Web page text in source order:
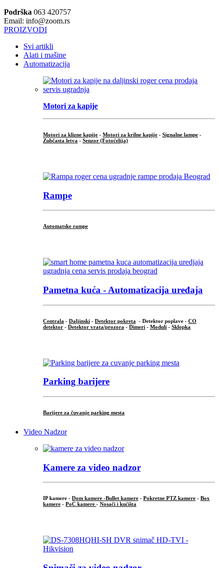
Podrška 063 420757
Email: info@zoom.rs
PROIZVODI
Svi artikli
Alati i mašine
Automatizacija
Motori za kapije
Motori za klizne kapije - Motori za krilne kapije - Signalne lampe -
Zubčasta letva - Senzor (Fotoćelija)
Rampe
Automatske rampe
Pametna kuća - Automatizacija uređaja
Centrala - Daljinski - Detektor pokreta - Detektor poplave - CO
detektor - Detektor vrata/prozora - Dimeri - Moduli - Sklopka
Parking barijere
Barijere za čuvanje parking mesta
Video Nadzor
Kamere za video nadzor
IP kamere - Dom kamere -Bullet kamere - Pokretne PTZ kamere - Box
kamere - PoC kamere - Nosači i kućišta